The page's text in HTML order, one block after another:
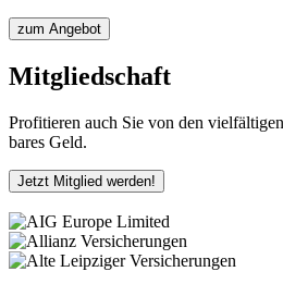
zum Angebot
Mitgliedschaft
Profitieren auch Sie von den
bares Geld.
Jetzt Mitglied werden!